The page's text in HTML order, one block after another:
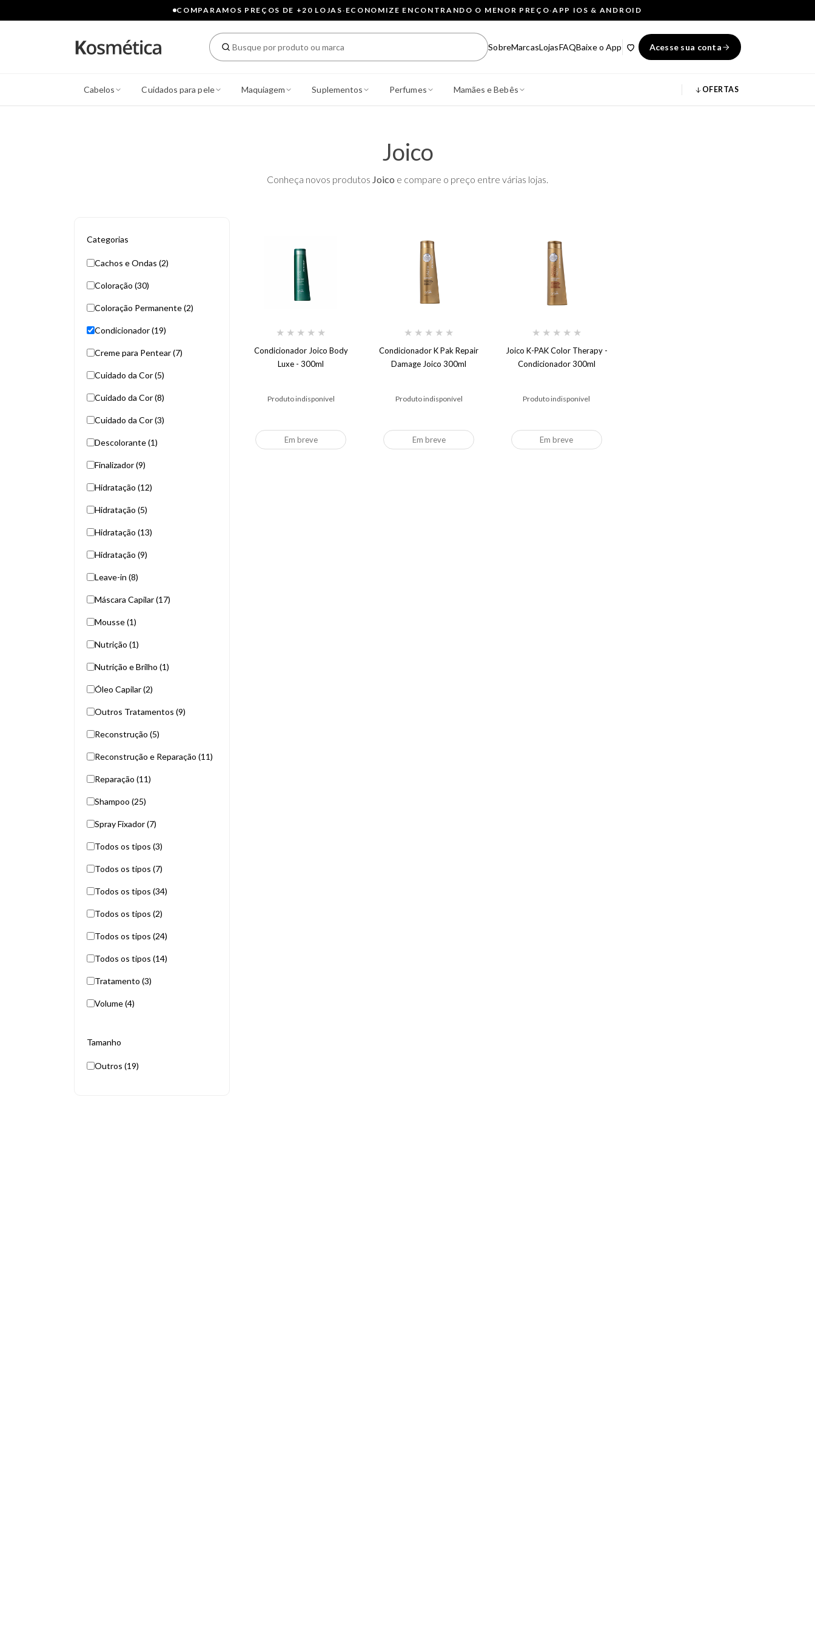
COMPARAMOS PREÇOS DE +20 LOJAS· ECONOMIZE ENCONTRANDO O MENOR PREÇO·APP IOS & ANDROID
SobreMarcasLojasFAQBaixe o App Acesse sua conta
Cabelos Cuidados para pele Maquiagem Suplementos Perfumes Mamães e Bebês OFERTAS
Joico
Conheça novos produtos Joico e compare o preço entre várias lojas.
Categorias
Cachos e Ondas (2)
Coloração (30)
Coloração Permanente (2)
Condicionador (19)
Creme para Pentear (7)
Cuidado da Cor (5)
Cuidado da Cor (8)
Cuidado da Cor (3)
Descolorante (1)
Finalizador (9)
Hidratação (12)
Hidratação (5)
Hidratação (13)
Hidratação (9)
Leave-in (8)
Máscara Capilar (17)
Mousse (1)
Nutrição (1)
Nutrição e Brilho (1)
Óleo Capilar (2)
Outros Tratamentos (9)
Reconstrução (5)
Reconstrução e Reparação (11)
Reparação (11)
Shampoo (25)
Spray Fixador (7)
Todos os tipos (3)
Todos os tipos (7)
Todos os tipos (34)
Todos os tipos (2)
Todos os tipos (24)
Todos os tipos (14)
Tratamento (3)
Volume (4)
Tamanho
Outros (19)
★ ★ ★ ★ ★
Condicionador Joico Body
Luxe - 300ml
Produto indisponível
Em breve
★ ★ ★ ★ ★
Condicionador K Pak Repair
Damage Joico 300ml
Produto indisponível
Em breve
★ ★ ★ ★ ★
Joico K-PAK Color Therapy -
Condicionador 300ml
Produto indisponível
Em breve